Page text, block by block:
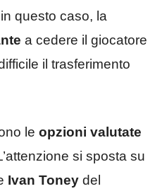
questo caso, la
a cedere il giocatore
il trasferimento
le opzioni valutate
si sposta su
Ivan Toney del